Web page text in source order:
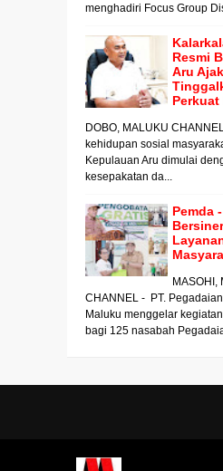
menghadiri Focus Group
Resmi
Aru
Perkuat
DOBO, MALUKU
kehidupan sosial
Kepulauan Aru dimulai
kesepakatan da...
Pemda
MASOHI,
CHANNEL - PT.
Maluku menggelar
bagi 125 nasabah